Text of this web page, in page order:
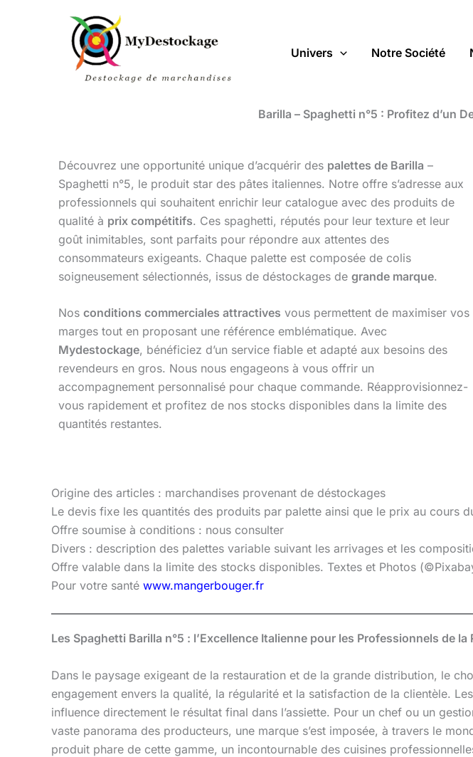
Univers Notre Société
Barilla – Spaghetti n°5 : Profitez d’un
Découvrez une opportunité unique d’acquérir des palettes de Barilla –
Spaghetti n°5, le produit star des pâtes italiennes. Notre offre s’adresse aux
professionnels qui souhaitent enrichir leur catalogue avec des produits de
qualité à prix compétitifs. Ces spaghetti, réputés pour leur texture et leur
goût inimitables, sont parfaits pour répondre aux attentes des
consommateurs exigeants. Chaque palette est composée de colis
soigneusement sélectionnés, issus de déstockages de grande marque.
Nos conditions commerciales attractives vous permettent de maximiser vos
marges tout en proposant une référence emblématique. Avec
Mydestockage, bénéficiez d’un service fiable et adapté aux besoins des
revendeurs en gros. Nous nous engageons à vous offrir un
accompagnement personnalisé pour chaque commande. Réapprovisionnez-
vous rapidement et profitez de nos stocks disponibles dans la limite des
quantités restantes.
Origine des articles : marchandises provenant de déstockages
Le devis fixe les quantités des produits par palette ainsi que le prix au cours
Offre soumise à conditions : nous consulter
Divers : description des palettes variable suivant les arrivages et les
Offre valable dans la limite des stocks disponibles. Textes et Photos
Pour votre santé www.mangerbouger.fr
Les Spaghetti Barilla n°5 : l’Excellence Italienne pour les Professionnels de la
Dans le paysage exigeant de la restauration et de la grande distribution, le
engagement envers la qualité, la régularité et la satisfaction de la clientèle.
influence directement le résultat final dans l’assiette. Pour un chef ou un
vaste panorama des producteurs, une marque s’est imposée, à travers le
produit phare de cette gamme, un incontournable des cuisines